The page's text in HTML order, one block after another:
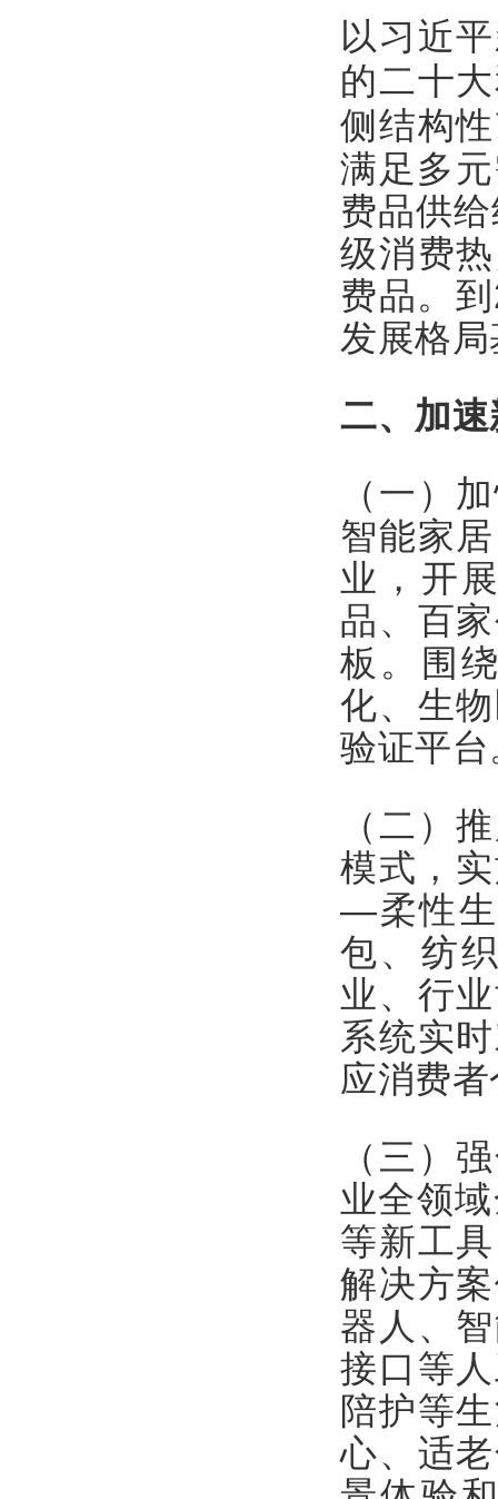
以习近平
的二十大
侧结构
满足多
费品供
级消费
费品。
发展格
二、加
（一）
智能家
业，开
品、百
板。围
化、生
验证平台
（二）
模式，
—柔性生
包、纺
业、行
系统实
应消费
（三）
业全领
等新工
解决方
器人、
接口等
陪护等
心、适